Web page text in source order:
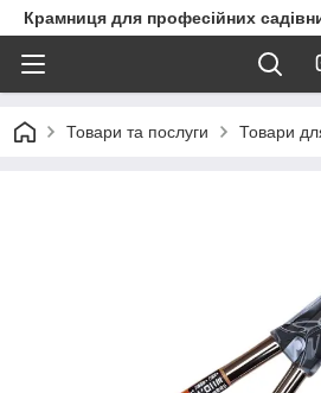
Крамниця для професійних
Товари та послуги Товари